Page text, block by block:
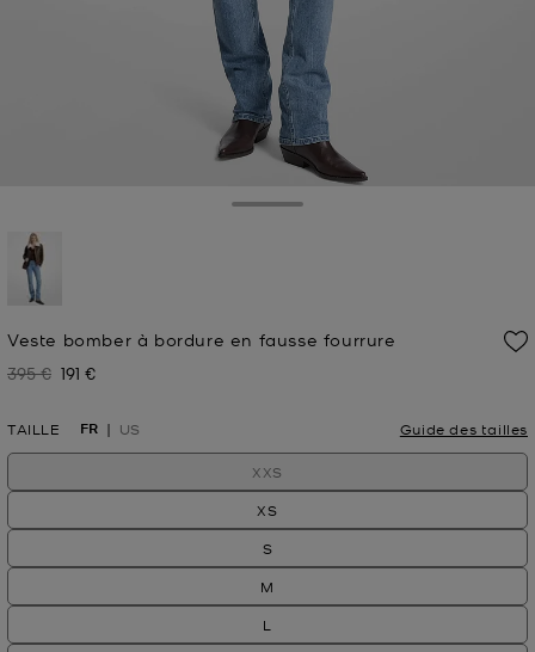
Veste bomber à bordure en fausse fourrure
Prix initial
395 € Prix actuel
191 €
TAILLE FR US Guide des tailles
XXS
XS
S
M
L